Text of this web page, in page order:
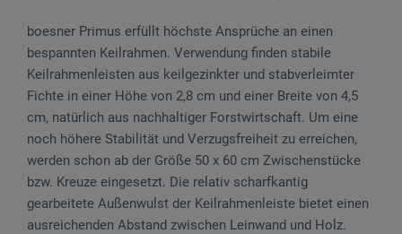
boesner Primus erfüllt höchste Ansprüche an einen
bespannten Keilrahmen. Verwendung finden stabile
Keilrahmenleisten aus keilgezinkter und stabverleimter
Fichte in einer Höhe von 2,8 cm und einer Breite von 4,5
cm, natürlich aus nachhaltiger Forstwirtschaft. Um eine
noch höhere Stabilität und Verzugs­freiheit zu erreichen,
werden schon ab der Größe 50 x 60 cm Zwischenstücke
bzw. Kreuze ein­gesetzt. Die relativ scharfkantig
gearbeitete Außenwulst der Keilrahmenleiste bietet einen
ausreichenden Abstand zwischen Leinwand und Holz.